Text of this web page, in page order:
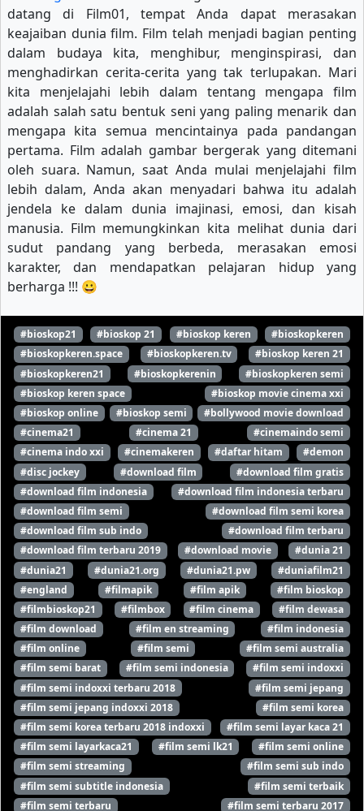
datang di Film01, tempat Anda dapat merasakan
keajaiban dunia film. Film telah menjadi bagian penting
dalam budaya kita, menghibur, menginspirasi, dan
menghadirkan cerita-cerita yang tak terlupakan. Mari
kita menjelajahi lebih dalam tentang mengapa film
adalah salah satu bentuk seni yang paling menarik dan
mengapa kita semua mencintainya pada pandangan
pertama. Film adalah gambar bergerak yang ditemani
oleh suara. Namun, saat Anda mulai menjelajahi film
lebih dalam, Anda akan menyadari bahwa itu adalah
jendela ke dalam dunia imajinasi, emosi, dan kisah
manusia. Film memungkinkan kita melihat dunia dari
sudut pandang yang berbeda, merasakan emosi
karakter, dan mendapatkan pelajaran hidup yang
berharga !!! 😀
#bioskop21 #bioskop 21 #bioskop keren
#bioskopkeren
#bioskopkeren.space
#bioskopkeren.tv
#bioskop keren 21
#bioskopkeren21
#bioskopkerenin
#bioskopkeren semi
#bioskop keren space
#bioskop movie cinema xxi
#bioskop online
#bioskop semi
#bollywood movie download
#cinema21
#cinema 21
#cinemaindo semi
#cinema indo xxi
#cinemakeren #daftar hitam
#demon
#disc jockey
#download film
#download film gratis
#download film indonesia
#download film indonesia terbaru
#download film semi
#download film semi korea
#download film sub indo
#download film terbaru
#download film terbaru 2019
#download movie
#dunia 21
#dunia21
#dunia21.org #dunia21.pw
#duniafilm21
#england
#filmapik #film apik
#film bioskop
#filmbioskop21
#filmbox #film cinema
#film dewasa
#film download
#film en streaming
#film indonesia
#film online
#film semi
#film semi australia
#film semi barat
#film semi indonesia
#film semi indoxxi
#film semi indoxxi terbaru 2018
#film semi jepang
#film semi jepang indoxxi 2018
#film semi korea
#film semi korea terbaru 2018 indoxxi
#film semi layar kaca 21
#film semi layarkaca21
#film semi lk21
#film semi online
#film semi streaming
#film semi sub indo
#film semi subtitle indonesia
#film semi terbaik
#film semi terbaru
#film semi terbaru 2017